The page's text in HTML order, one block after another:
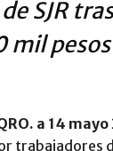
SJR
mil
a 14
trabajadores